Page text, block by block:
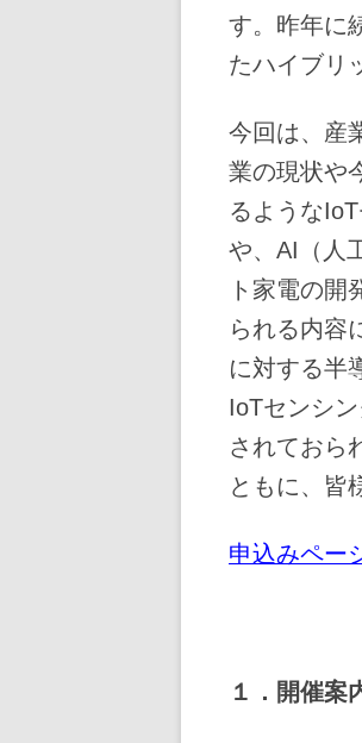
す。昨年に
たハイブリ
今回は、産
業の現状や
るような
や、AI（人
ト家電の開
られる内容
に対する半
IoTセンシ
されておら
ともに、皆
申込みペー
１．開催案